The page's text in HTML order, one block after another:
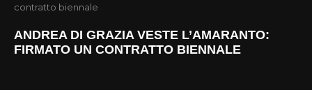
contratto biennale
ANDREA DI GRAZIA VESTE L’AMARANTO:
FIRMATO UN CONTRATTO BIENNALE